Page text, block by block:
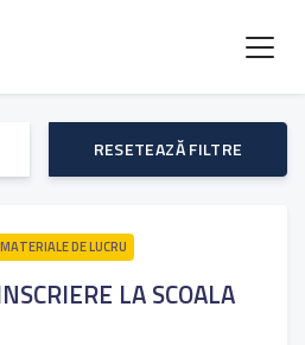
RESETEAZĂ FILTRE
DE LUCRU
LA SCOALA